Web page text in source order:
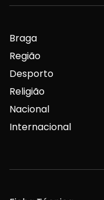
Braga
Região
Desporto
Religião
Nacional
Internacional